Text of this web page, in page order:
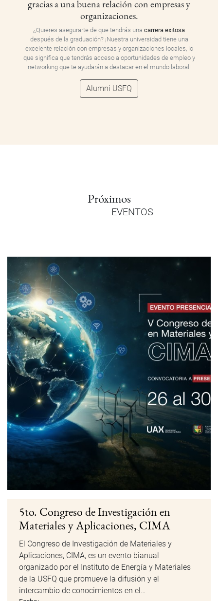
gracias a una buena relación con empresas y
organizaciones.
¿Quieres asegurarte de que tendrás una carrera exitosa
después de la graduación? ¡Nuestra universidad tiene una
excelente relación con empresas y organizaciones locales, lo
que significa que tendrás acceso a oportunidades de empleo y
networking que te ayudarán a destacar en el mundo laboral!
Alumni USFQ
Próximos
EVENTOS
5to. Congreso de Investigación en
Materiales y Aplicaciones, CIMA
El Congreso de Investigación de Materiales y
Aplicaciones, CIMA, es un evento bianual
organizado por el Instituto de Energía y Materiales
de la USFQ que promueve la difusión y el
intercambio de conocimientos en el…